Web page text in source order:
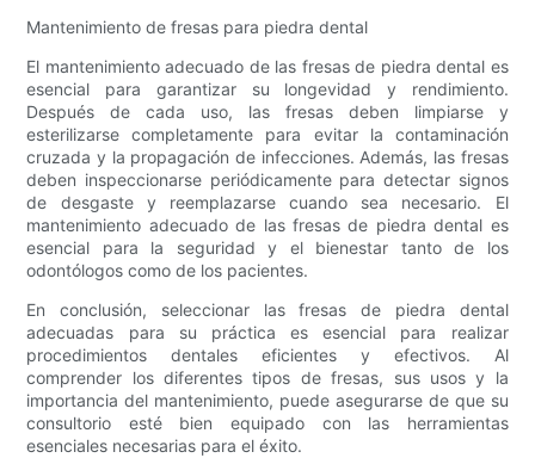
Mantenimiento de fresas para piedra dental
El mantenimiento adecuado de las fresas de piedra dental es
esencial para garantizar su longevidad y rendimiento.
Después de cada uso, las fresas deben limpiarse y
esterilizarse completamente para evitar la contaminación
cruzada y la propagación de infecciones. Además, las fresas
deben inspeccionarse periódicamente para detectar signos
de desgaste y reemplazarse cuando sea necesario. El
mantenimiento adecuado de las fresas de piedra dental es
esencial para la seguridad y el bienestar tanto de los
odontólogos como de los pacientes.
En conclusión, seleccionar las fresas de piedra dental
adecuadas para su práctica es esencial para realizar
procedimientos dentales eficientes y efectivos. Al
comprender los diferentes tipos de fresas, sus usos y la
importancia del mantenimiento, puede asegurarse de que su
consultorio esté bien equipado con las herramientas
esenciales necesarias para el éxito.